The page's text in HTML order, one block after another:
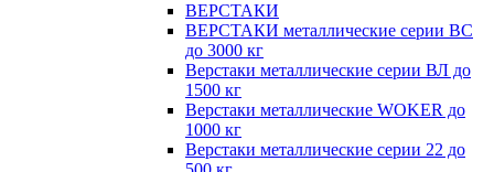
ВЕРСТАКИ
ВЕРСТАКИ металлические серии ВС
до 3000 кг
Верстаки металлические серии ВЛ до
1500 кг
Верстаки металлические WOKER до
1000 кг
Верстаки металлические серии 22 до